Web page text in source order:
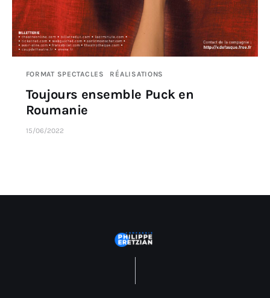
FORMAT SPECTACLES RÉALISATIONS
Toujours ensemble Puck en
Roumanie
15/06/2022